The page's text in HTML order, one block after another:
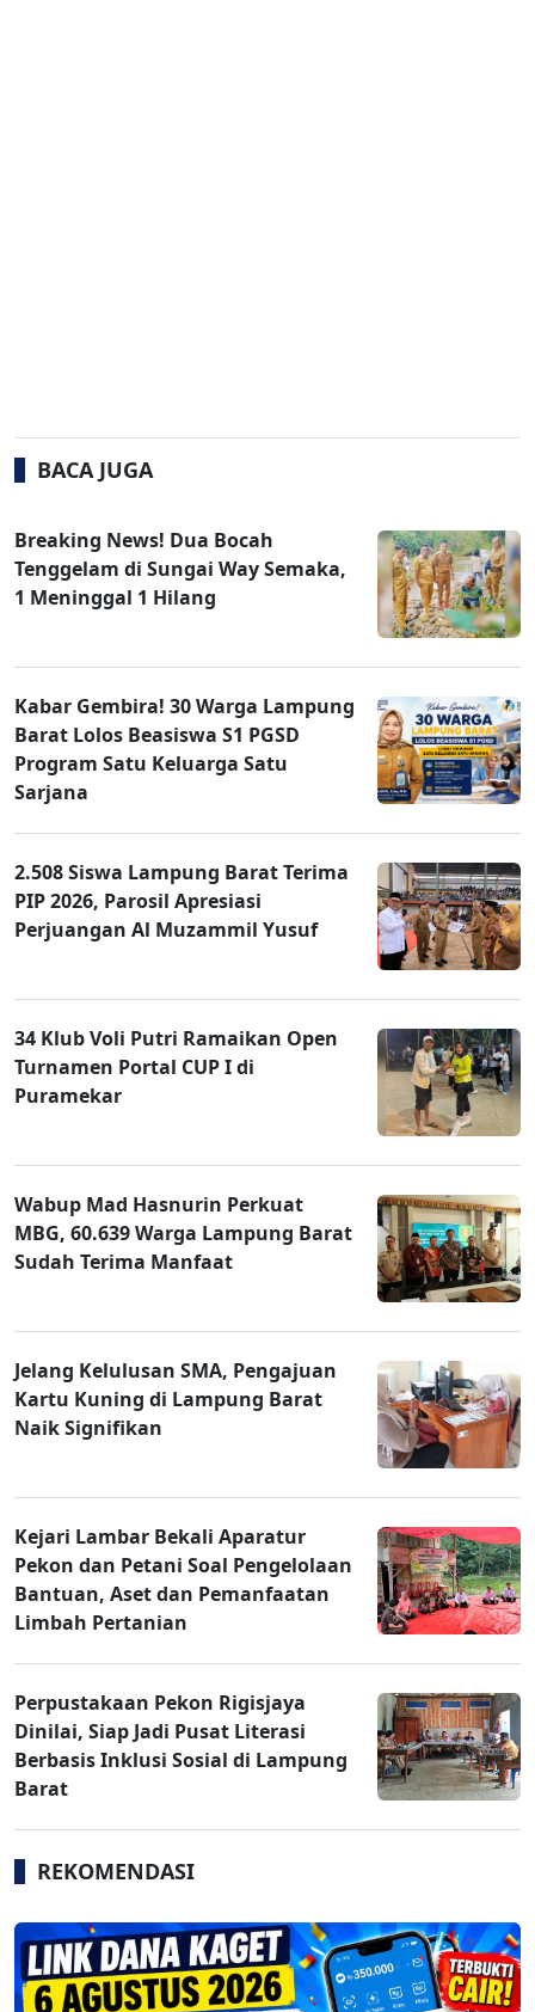
BACA JUGA
Breaking News! Dua Bocah
Tenggelam di Sungai Way Semaka,
1 Meninggal 1 Hilang
Kabar Gembira! 30 Warga Lampung
Barat Lolos Beasiswa S1 PGSD
Program Satu Keluarga Satu
Sarjana
2.508 Siswa Lampung Barat Terima
PIP 2026, Parosil Apresiasi
Perjuangan Al Muzammil Yusuf
34 Klub Voli Putri Ramaikan Open
Turnamen Portal CUP I di
Puramekar
Wabup Mad Hasnurin Perkuat
MBG, 60.639 Warga Lampung Barat
Sudah Terima Manfaat
Jelang Kelulusan SMA, Pengajuan
Kartu Kuning di Lampung Barat
Naik Signifikan
Kejari Lambar Bekali Aparatur
Pekon dan Petani Soal Pengelolaan
Bantuan, Aset dan Pemanfaatan
Limbah Pertanian
Perpustakaan Pekon Rigisjaya
Dinilai, Siap Jadi Pusat Literasi
Berbasis Inklusi Sosial di Lampung
Barat
REKOMENDASI